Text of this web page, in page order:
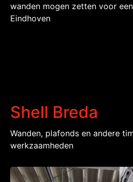
wanden mogen zetten voor
Eindhoven
Shell Breda
Wanden, plafonds en andere
werkzaamheden